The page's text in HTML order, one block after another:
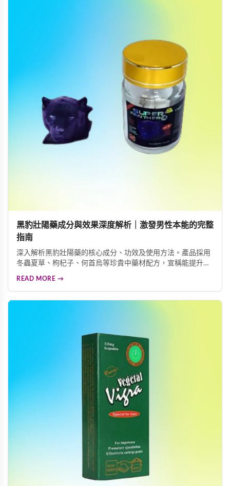
黑豹壯陽藥成分與效果深度解析｜激發男性本能的完整
指南
深入解析黑豹壯陽藥的核心成分、功效及使用方法。產品採用
冬蟲夏草、枸杞子、何首烏等珍貴中藥材配方，宣稱能提升男
READ MORE →